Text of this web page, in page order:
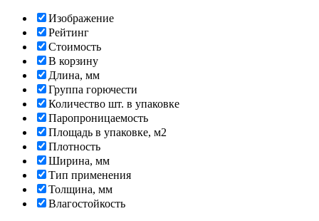
Изображение
Рейтинг
Стоимость
В корзину
Длина, мм
Группа горючести
Количество шт. в упаковке
Паропроницаемость
Площадь в упаковке, м2
Плотность
Ширина, мм
Тип применения
Толщина, мм
Влагостойкость